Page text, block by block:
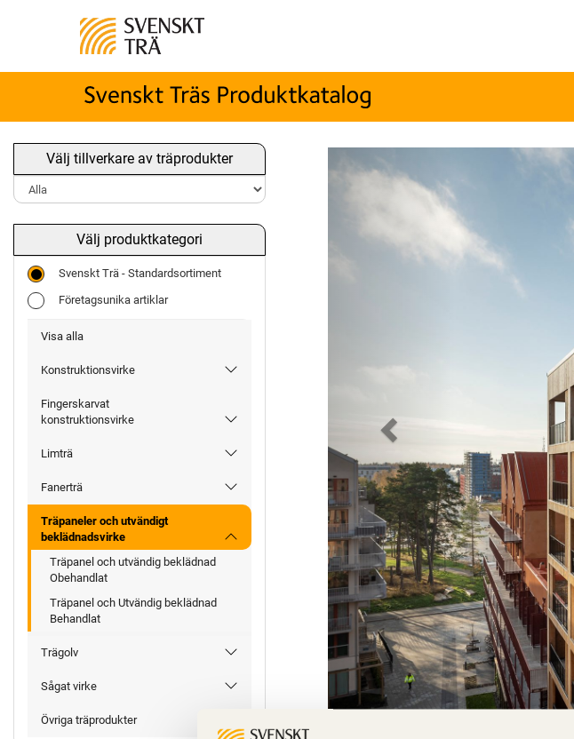
Välj tillverkare av träprodukter
Välj produktkategori
Svenskt Trä - Standardsortiment
Företagsunika artiklar
Visa alla
Konstruktionsvirke
Fingerskarvat
konstruktionsvirke
Limträ
Fanerträ
Träpaneler och utvändigt
beklädnadsvirke
Träpanel och utvändig beklädnad
Obehandlat
Träpanel och Utvändig beklädnad
Behandlat
Trägolv
Sågat virke
Övriga träprodukter